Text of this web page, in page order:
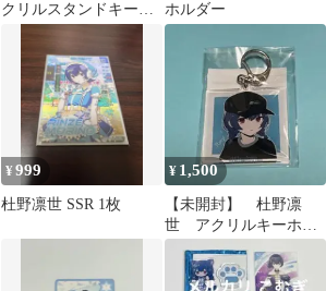
クリルスタンドキーホ
ホルダー
¥999
杜野凛世 SSR 1枚
¥ 1,500
【未開封】 杜野凛
世 アクリルキーホル
ダー